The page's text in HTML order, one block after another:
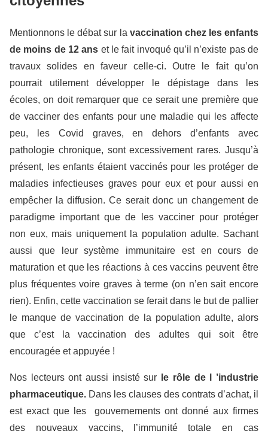
Mentionnons le débat sur la vaccination chez les enfants
de moins de 12 ans et le fait invoqué qu’il n’existe pas de
travaux solides en faveur celle-ci. Outre le fait qu’on
pourrait utilement développer le dépistage dans les
écoles, on doit remarquer que ce serait une première que
de vacciner des enfants pour une maladie qui les affecte
peu, les Covid graves, en dehors d’enfants avec
pathologie chronique, sont excessivement rares. Jusqu’à
présent, les enfants étaient vaccinés pour les protéger de
maladies infectieuses graves pour eux et pour aussi en
empêcher la diffusion. Ce serait donc un changement de
paradigme important que de les vacciner pour protéger
non eux, mais uniquement la population adulte. Sachant
aussi que leur système immunitaire est en cours de
maturation et que les réactions à ces vaccins peuvent être
plus fréquentes voire graves à terme (on n’en sait encore
rien). Enfin, cette vaccination se ferait dans le but de pallier
le manque de vaccination de la population adulte, alors
que c’est la vaccination des adultes qui soit être
encouragée et appuyée !
Nos lecteurs ont aussi insisté sur
le rôle de l ’industrie
pharmaceutique. Dans les clauses des contrats d’achat, il
est exact que les gouvernements ont donné aux firmes
des nouveaux vaccins, l’immunité totale en cas